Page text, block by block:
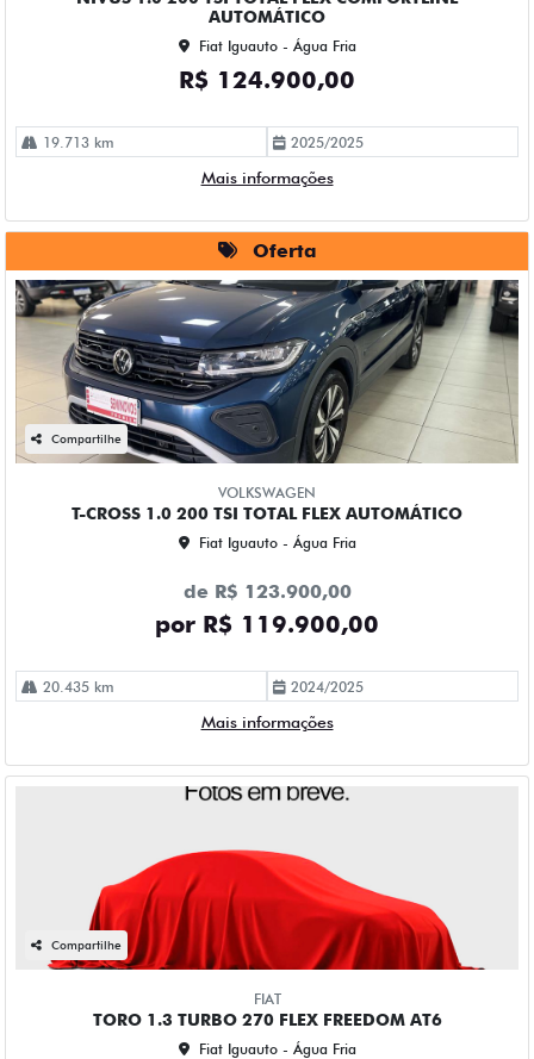
AUTOMÁTICO
Fiat Iguauto - Água Fria
R$ 124.900,00
19.713 km 2025/2025
Mais informações
Oferta
Compartilhe
VOLKSWAGEN
T-CROSS 1.0 200 TSI TOTAL FLEX AUTOMÁTICO
Fiat Iguauto - Água Fria
de R$ 123.900,00
por R$ 119.900,00
20.435 km 2024/2025
Mais informações
Compartilhe
FIAT
TORO 1.3 TURBO 270 FLEX FREEDOM AT6
Fiat Iguauto - Água Fria